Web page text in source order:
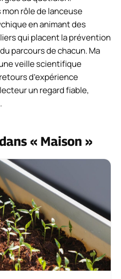
rôle de lanceuse
en animant des
qui placent la prévention
parcours de chacun. Ma
veille scientifique
d’expérience
un regard fiable,
« Maison »